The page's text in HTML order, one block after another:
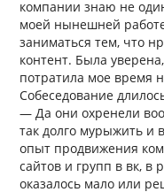
компании знаю не
моей нынешней
заниматься тем, что
контент. Была
потратила мое время
Собеседование
— Да они охренели
так долго мурыжить и
опыт продвижения
сайтов и групп в вк, в
оказалось мало или